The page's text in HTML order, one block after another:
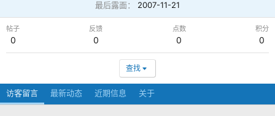
最后露面
2007-11-21
帖子
0
反馈
0
点数
0
积分
0
查找
访客留言 最新动态 近期信息 关于